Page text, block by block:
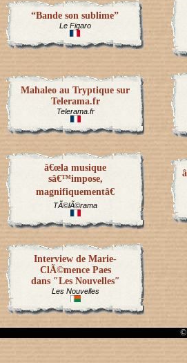
“Bande son sublime”
Le Figaro
Mahaleo au Tryptique sur
Telerama.fr
Telerama.fr
â€œla musique
sâ€™impose,
magnifiquementâ€
TÃ©lÃ©rama
Interview de Marie-
ClÃ©mence Paes
dans ″Les Nouvelles″
Les Nouvelles
©